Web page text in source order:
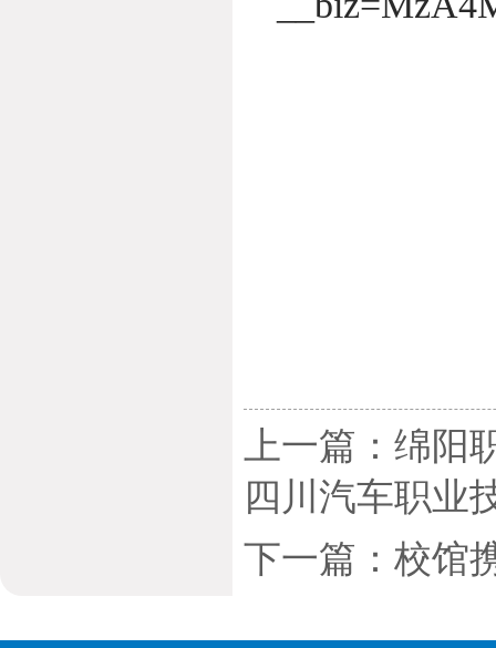
上一篇：绵阳
四川汽车职业
下一篇：校馆